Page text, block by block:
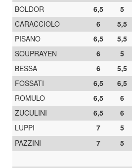
BOLDOR
6,5 5
CARACCIOLO
6 5,5
PISANO
6,5 5,5
SOUPRAYEN
6 5
BESSA
6 5,5
FOSSATI
6,5 6,5
ROMULO
6,5 6
ZUCULINI
6,5 6
LUPPI
7 5
PAZZINI
7 5